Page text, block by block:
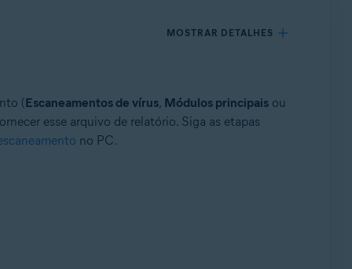
MOSTRAR DETALHES
(Escaneamentos de vírus, Módulos principaisou
esse arquivo de relatório. Siga as etapas
no PC.